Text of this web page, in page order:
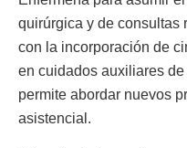
quirúrgica y de consultas
con la incorporación de
en cuidados auxiliares
permite abordar nuevos
asistencial.